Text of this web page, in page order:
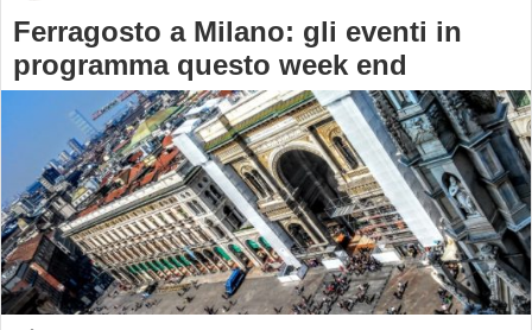
Ferragosto a Milano: gli eventi in
programma questo week end